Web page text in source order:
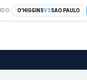
O'HIGGINSVSSAO PAULO